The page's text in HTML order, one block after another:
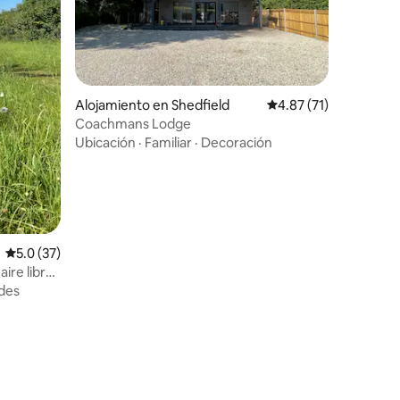
Calificación promedio: 5.0 de 5, 37 reseñas
5.0 (37)
libre
Alojamiento en Shedfield Calificación
4.87 (71)
Coachmans Lodge
Ubicación · Familiar · Decoración